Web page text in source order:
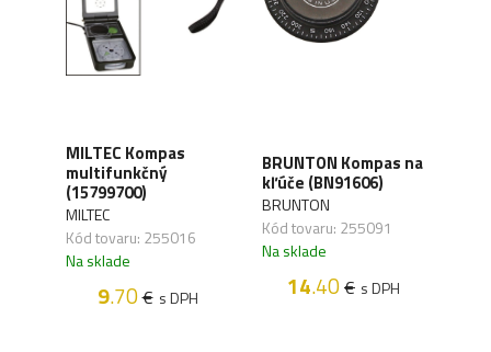
MILTEC Kompas
multifunkčný
(15799700)
MILTEC
Kód tovaru: 255016
Na sklade
9.70€ s DPH
BRUNTON Kompas na
kľúče (BN91606)
BRUNTON
Kód tovaru: 255091
Na sklade
14.40€ s DPH